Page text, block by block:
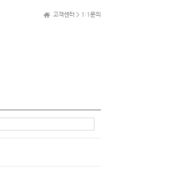
고객센터 > 1:1문의